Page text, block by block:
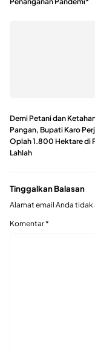
Demi Petani dan
Pangan, Bupati Karo
Oplah 1.800 Hektare di
Lahlah
Tinggalkan Balasan
Alamat email Anda
Komentar*